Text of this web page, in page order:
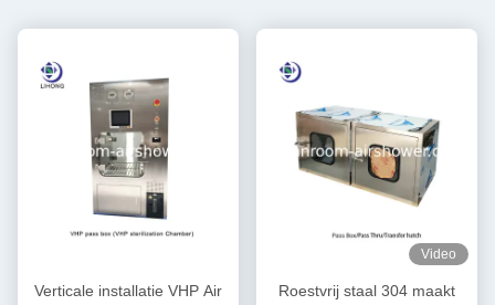
Verticale installatie VHP Air
Video
Roestvrij staal 304 maakt